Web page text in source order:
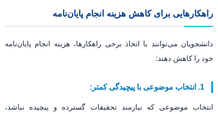
راهکارهایی برای کاهش هزینه انجام پایان‌نامه
دانشجویان می‌توانند با اتخاذ برخی راهکارها، هزینه انجام پایان‌نامه
خود را کاهش دهند:
1. انتخاب موضوعی با پیچیدگی کمتر:
انتخاب موضوعی که نیازمند تحقیقات گسترده و پیچیده نباشد،